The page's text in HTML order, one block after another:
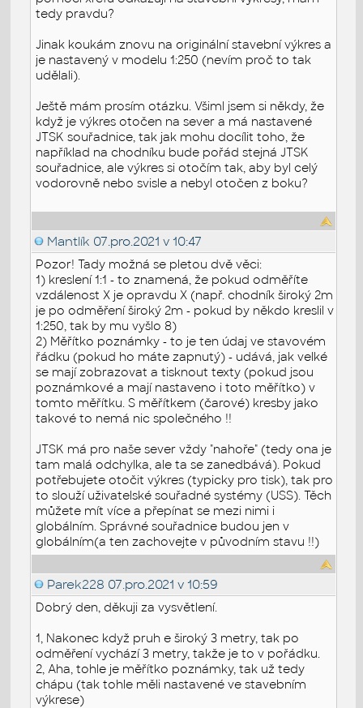
tedy pravdu?
Jinak koukám znovu na originální stavební výkres a
je nastavený v modelu 1:250 (nevím proč to tak
udělali).
Ještě mám prosím otázku. Všiml jsem si někdy, že
když je výkres otočen na sever a má nastavené
JTSK souřadnice, tak jak mohu docílit toho, že
například na chodníku bude pořád stejná JTSK
souřadnice, ale výkres si otočím tak, aby byl celý
vodorovně nebo svisle a nebyl otočen z boku?
Mantlík 07.pro.2021 v 10:47
Pozor! Tady možná se pletou dvě věci:
1) kreslení 1:1 - to znamená, že pokud odměříte
vzdálenost X je opravdu X (např. chodník široký 2m
je po odměření široký 2m - pokud by někdo kreslil v
1:250, tak by mu vyšlo 8)
2) Měřítko poznámky - to je ten údaj ve stavovém
řádku (pokud ho máte zapnutý) - udává, jak velké
se mají zobrazovat a tisknout texty (pokud jsou
poznámkové a mají nastaveno i toto měřítko) v
tomto měřítku. S měřítkem (čarové) kresby jako
takové to nemá nic společného !!
JTSK má pro naše sever vždy "nahoře" (tedy ona je
tam malá odchylka, ale ta se zanedbává). Pokud
potřebujete otočit výkres (typicky pro tisk), tak pro
to slouží uživatelské souřadné systémy (USS). Těch
můžete mít více a přepínat se mezi nimi i
globálním. Správné souřadnice budou jen v
globálním(a ten zachovejte v původním stavu !!)
Parek228 07.pro.2021 v 10:59
Dobrý den, děkuji za vysvětlení.
1, Nakonec když pruh e široký 3 metry, tak po
odměření vychází 3 metry, takže je to v pořádku.
2, Aha, tohle je měřítko poznámky, tak už tedy
chápu (tak tohle měli nastavené ve stavebním
výkrese)